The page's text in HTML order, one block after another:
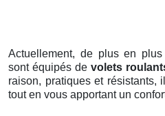
Actuellement, de plus en
sont équipés de volets
raison, pratiques et résistants,
tout en vous apportant un